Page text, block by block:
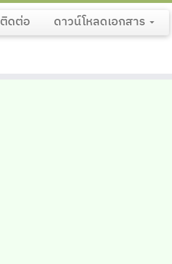
ติดต่อ ดาวน์โหลดเอกสาร